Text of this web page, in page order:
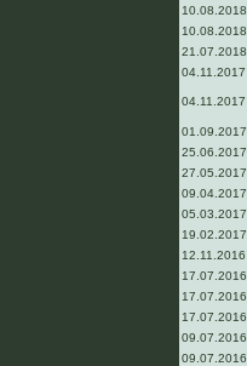
10.08.2018
10.08.2018
21.07.2018
04.11.2017
04.11.2017
01.09.2017
25.06.2017
27.05.2017
09.04.2017
05.03.2017
19.02.2017
12.11.2016
17.07.2016
17.07.2016
17.07.2016
09.07.2016
09.07.2016